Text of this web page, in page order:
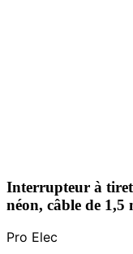
Interrupteur à
néon, câble de 1,5
Pro Elec